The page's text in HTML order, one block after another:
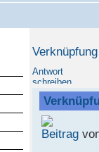
Antwort
schreiben